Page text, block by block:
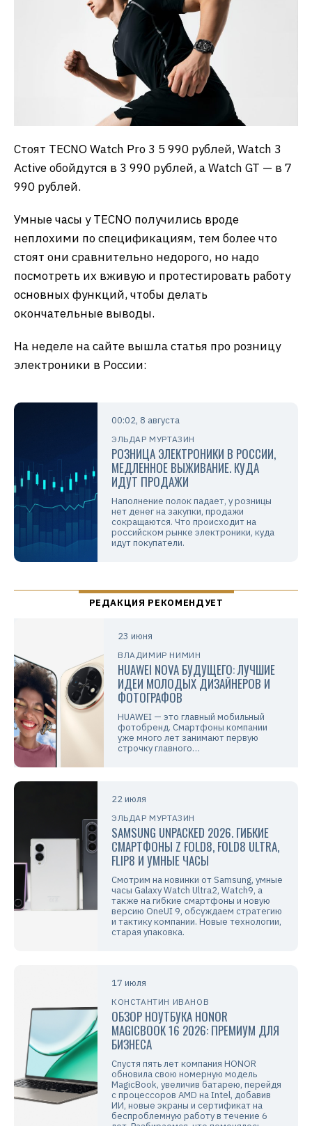
Стоят TECNO Watch Pro 3 5 990 рублей, Watch 3
Active обойдутся в 3 990 рублей, а Watch GT — в 7
990 рублей.
Умные часы у TECNO получились вроде
неплохими по спецификациям, тем более что
стоят они сравнительно недорого, но надо
посмотреть их вживую и протестировать работу
основных функций, чтобы делать
окончательные выводы.
На неделе на сайте вышла статья про розницу
электроники в России:
00:02, 8 августа
ЭЛЬДАР МУРТАЗИН
РОЗНИЦА ЭЛЕКТРОНИКИ В РОССИИ,
МЕДЛЕННОЕ ВЫЖИВАНИЕ. КУДА
ИДУТ ПРОДАЖИ
Наполнение полок падает, у розницы
нет денег на закупки, продажи
сокращаются. Что происходит на
российском рынке электроники, куда
идут покупатели.
23 июня
ВЛАДИМИР НИМИН
HUAWEI NOVA БУДУЩЕГО: ЛУЧШИЕ
ИДЕИ МОЛОДЫХ ДИЗАЙНЕРОВ И
ФОТОГРАФОВ
HUAWEI — это главный мобильный
фотобренд. Смартфоны компании
уже много лет занимают первую
строчку главного…
22 июля
ЭЛЬДАР МУРТАЗИН
SAMSUNG UNPACKED 2026. ГИБКИЕ
СМАРТФОНЫ Z FOLD8, FOLD8 ULTRA,
FLIP8 И УМНЫЕ ЧАСЫ
Смотрим на новинки от Samsung, умные
часы Galaxy Watch Ultra2, Watch9, а
также на гибкие смартфоны и новую
версию OneUI 9, обсуждаем стратегию
и тактику компании. Новые технологии,
старая упаковка.
17 июля
КОНСТАНТИН ИВАНОВ
ОБЗОР НОУТБУКА HONOR
MAGICBOOK 16 2026: ПРЕМИУМ ДЛЯ
БИЗНЕСА
Спустя пять лет компания HONOR
обновила свою номерную модель
MagicBook, увеличив батарею, перейдя
с процессоров AMD на Intel, добавив
ИИ, новые экраны и сертификат на
беспроблемную работу в течение 6